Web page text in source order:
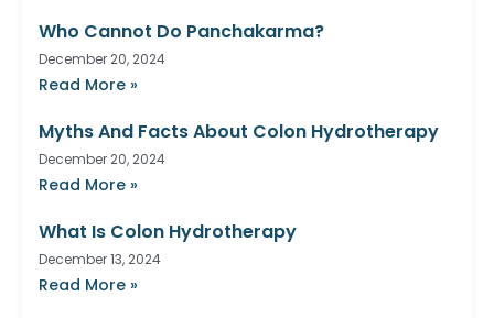
Who Cannot Do Panchakarma?
December 20, 2024
Read More »
Myths And Facts About Colon Hydrotherapy
December 20, 2024
Read More »
What Is Colon Hydrotherapy
December 13, 2024
Read More »